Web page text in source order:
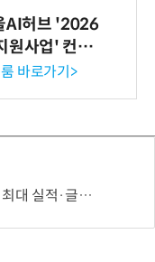
AI허브 '2026
원사업' 컨소
바로가기>
로벌 성장 본궤도